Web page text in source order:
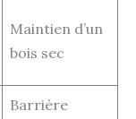
Maintien d’un
bois sec
Barrière